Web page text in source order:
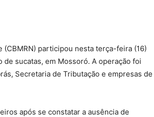
participou nesta terça-feira (16)
sucatas, em Mossoró. A operação foi
Secretaria de Tributação e empresas de
após se constatar a ausência de